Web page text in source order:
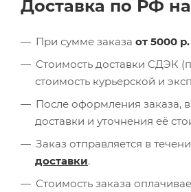
Доставка по РФ
При сумме заказа от 5000 р.
Стоимость доставки СДЭК
стоимость курьерской и
После оформления заказа,
доставки и уточнения её
Заказ отправляется в
доставки.
Стоимость заказа